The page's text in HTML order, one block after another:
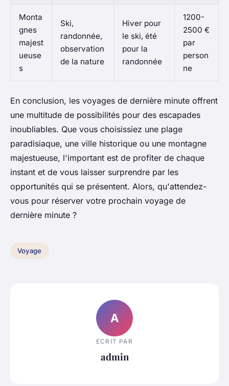
Monta
gnes
majest
ueuse
s
Ski,
randonnée,
observation
de la nature
Hiver pour
le ski, été
pour la
randonnée
1200-
2500 €
par
person
ne
En conclusion, les voyages de dernière minute offrent
une multitude de possibilités pour des escapades
inoubliables. Que vous choisissiez une plage
paradisiaque, une ville historique ou une montagne
majestueuse, l'important est de profiter de chaque
instant et de vous laisser surprendre par les
opportunités qui se présentent. Alors, qu'attendez-
vous pour réserver votre prochain voyage de
dernière minute ?
Voyage
A
ECRIT PAR
admin